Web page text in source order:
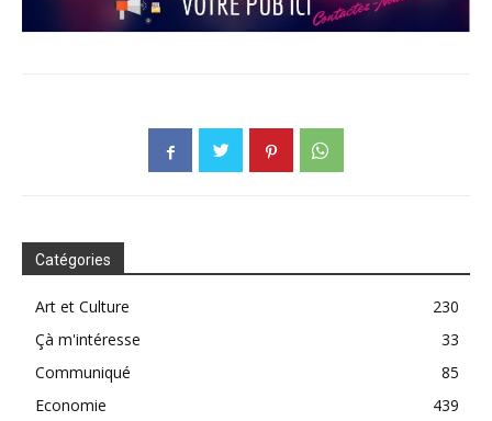
Catégories
Art et Culture
230
Çà m'intéresse
33
Communiqué
85
Economie
439